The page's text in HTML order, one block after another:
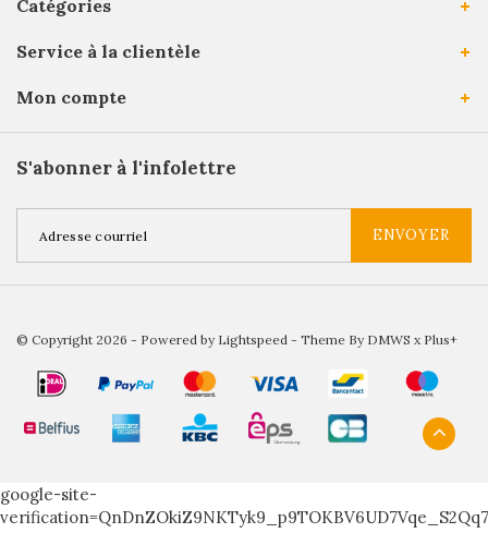
Catégories
Service à la clientèle
Mon compte
S'abonner à l'infolettre
ENVOYER
© Copyright 2026 - Powered by Lightspeed - Theme By DMWS x Plus+
google-site-